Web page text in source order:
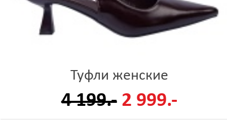
Туфли женские
4 199.- 2 999.-